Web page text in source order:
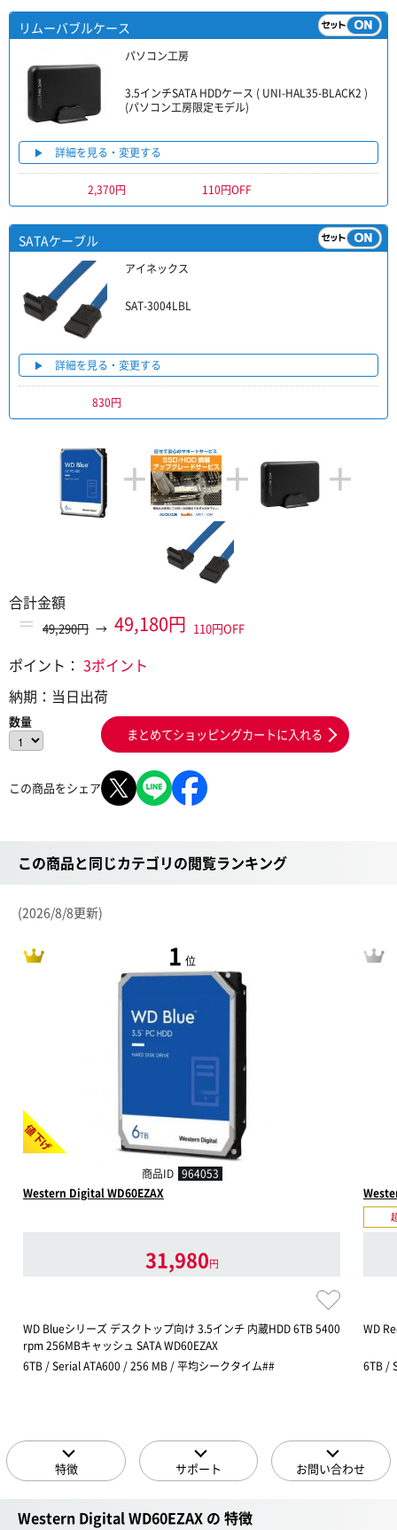
リムーバブルケース
パソコン工房
3.5インチSATA HDDケース ( UNI-HAL35-BLACK2 )
(パソコン工房限定モデル)
詳細を見る・変更する
2,370円 110円OFF
SATAケーブル
アイネックス
SAT-3004LBL
詳細を見る・変更する
830円
+ + +
合計金額
＝ 49,290円 → 49,180円 110円OFF
ポイント： 3ポイント
納期： 当日出荷
数量
まとめてショッピングカートに入れる
この商品をシェア
この商品と同じカテゴリの閲覧ランキング
(2026/8/8更新)
1 位
値下げ
商品ID 964053
Western Digital WD60EZAX
31,980円
WD Blueシリーズ デスクトップ向け 3.5インチ 内蔵HDD 6TB 5400
rpm 256MBキャッシュ SATA WD60EZAX
6TB / Serial ATA600 / 256 MB / 平均シークタイム##
WD
6TB /
特徴 サポート お問い合わせ
Western Digital WD60EZAX の 特徴